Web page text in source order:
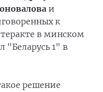
и
к
в минском
"Беларусь 1" в
решение